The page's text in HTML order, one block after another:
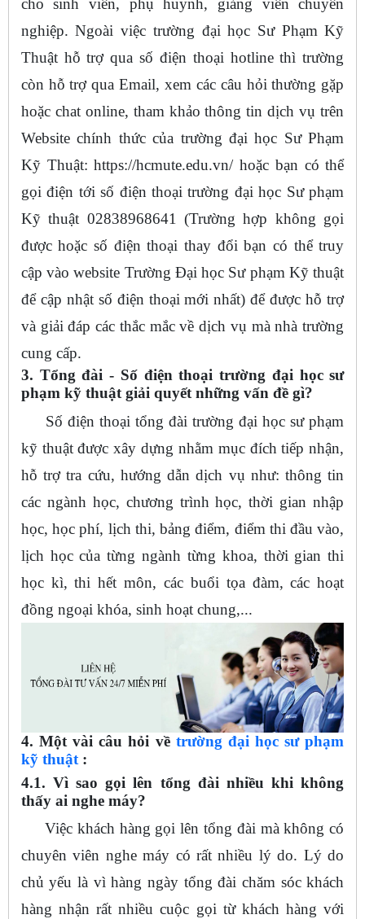
cho sinh viên, phụ huynh, giảng viên chuyên
nghiệp. Ngoài việc trường đại học Sư Phạm Kỹ
Thuật hỗ trợ qua số điện thoại hotline thì trường
còn hỗ trợ qua Email, xem các câu hỏi thường gặp
hoặc chat online, tham khảo thông tin dịch vụ trên
Website chính thức của trường đại học Sư Phạm
Kỹ Thuật: https://hcmute.edu.vn/ hoặc bạn có thể
gọi điện tới số điện thoại trường đại học Sư phạm
Kỹ thuật 02838968641 (Trường hợp không gọi
được hoặc số điện thoại thay đổi bạn có thể truy
cập vào website Trường Đại học Sư phạm Kỹ thuật
để cập nhật số điện thoại mới nhất) để được hỗ trợ
và giải đáp các thắc mắc về dịch vụ mà nhà trường
cung cấp.
3. Tổng đài - Số điện thoại trường đại học sư
phạm kỹ thuật giải quyết những vấn đề gì?
Số điện thoại tổng đài trường đại học sư phạm
kỹ thuật được xây dựng nhằm mục đích tiếp nhận,
hỗ trợ tra cứu, hướng dẫn dịch vụ như: thông tin
các ngành học, chương trình học, thời gian nhập
học, học phí, lịch thi, bảng điểm, điểm thi đầu vào,
lịch học của từng ngành từng khoa, thời gian thi
học kì, thi hết môn, các buổi tọa đàm, các hoạt
đồng ngoại khóa, sinh hoạt chung,...
4. Một vài câu hỏi về trường đại học sư phạm
kỹ thuật :
4.1. Vì sao gọi lên tổng đài nhiều khi không
thấy ai nghe máy?
Việc khách hàng gọi lên tổng đài mà không có
chuyên viên nghe máy có rất nhiều lý do. Lý do
chủ yếu là vì hàng ngày tổng đài chăm sóc khách
hàng nhận rất nhiều cuộc gọi từ khách hàng với